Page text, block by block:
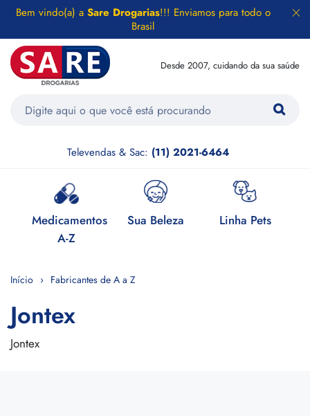
Bem vindo(a) a Sare Drogarias!!! Enviamos para todo o
Brasil
Desde 2007, cuidando da sua saúde
Televendas & Sac: (11) 2021-6464
Medicamentos
A-Z
Sua Beleza Linha Pets
Início Fabricantes de A a Z
Jontex
Jontex